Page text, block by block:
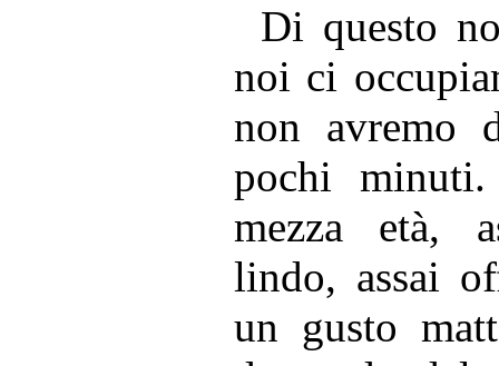
Di questo
noi ci
non avremo
pochi
mezza età,
lindo, assai
un gusto